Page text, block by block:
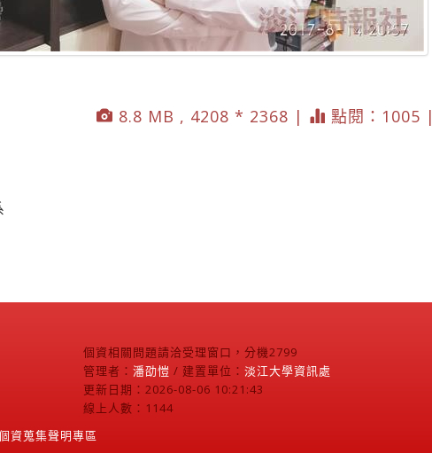
8.8 MB , 4208 * 2368 | 點閱：1005 |
個資相關問題請洽受理窗口，分機2799
管理者： 潘劭愷 / 建置單位： 淡江大學資訊處
更新日期：2026-08-06 10:21:43
線上人數：1144
資蒐集聲明專區